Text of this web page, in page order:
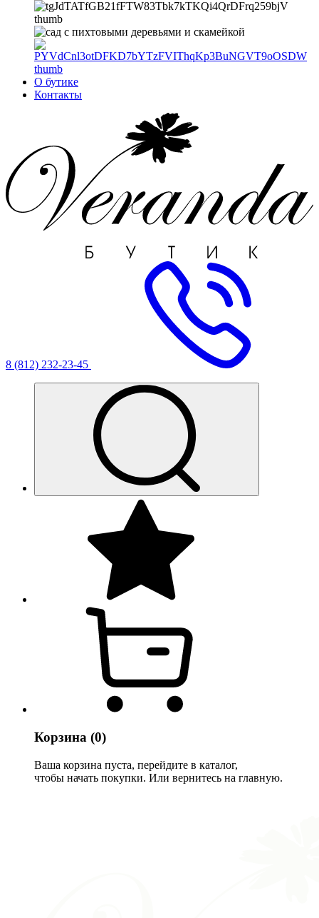
О бутике
Контакты
8 (812) 232-23-45
Корзина (0)
Ваша корзина пуста, перейдите в каталог,
чтобы начать покупки. Или вернитесь на главную.